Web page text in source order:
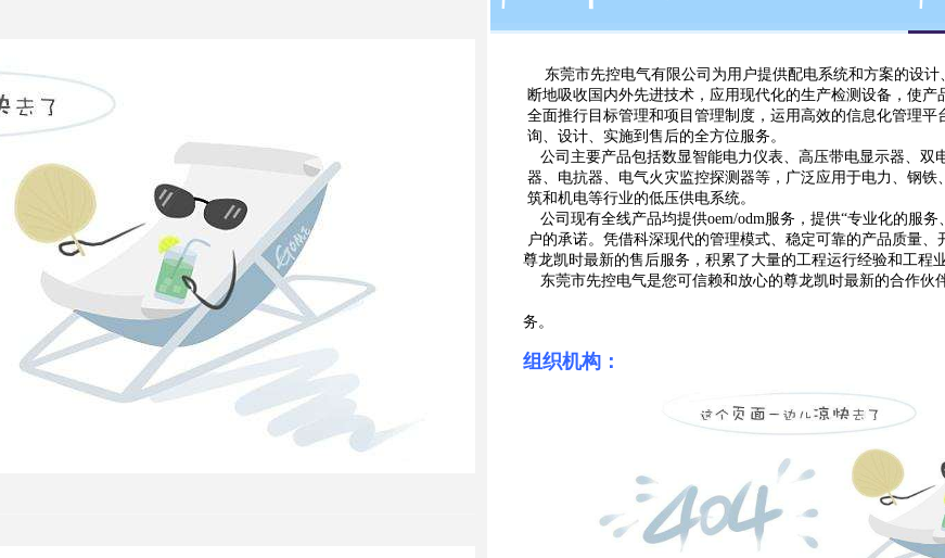
东莞市先控电气有限公司为用户提供配电系统和方案的设
断地吸收国内外先进技术，应用现代化的生产检测设备，使产
全面推行目标管理和项目管理制度，运用高效的信息化管理平
询、设计、实施到售后的全方位服务。
公司主要产品包括数显智能电力仪表、高压带电显示器、双
器、电抗器、电气火灾监控探测器等，广泛应用于电力、钢铁
筑和机电等行业的低压供电系统。
公司现有全线产品均提供oem/odm服务，提供“专业化的服
户的承诺。凭借科深现代的管理模式、稳定可靠的产品质量、
尊龙凯时最新的售后服务，积累了大量的工程运行经验和工程
东莞市先控电气是您可信赖和放心的尊龙凯时最新的合作
务。
组织机构：